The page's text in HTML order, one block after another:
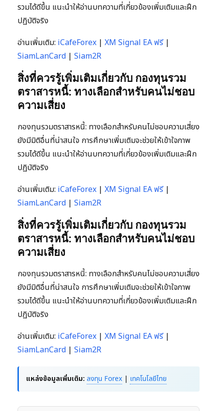
รวมได้ดีขึ้น แนะนำให้อ่านบทความที่เกี่ยวข้องเพิ่มเติมและฝึก
ปฏิบัติจริง
อ่านเพิ่มเติม: iCafeForex | XM Signal EA ฟรี|
SiamLanCard | Siam2R
สิ่งที่ควรรู้เพิ่มเติมเกี่ยวกับ กองทุนรวม
ตราสารหนี้: ทางเลือกสำหรับคนไม่ชอบ
ความเสี่ยง
กองทุนรวมตราสารหนี้: ทางเลือกสำหรับคนไม่ชอบความเสี่ยง
ยังมีมิติอื่นที่น่าสนใจ การศึกษาเพิ่มเติมจะช่วยให้เข้าใจภาพ
รวมได้ดีขึ้น แนะนำให้อ่านบทความที่เกี่ยวข้องเพิ่มเติมและฝึก
ปฏิบัติจริง
อ่านเพิ่มเติม: iCafeForex | XM Signal EA ฟรี|
SiamLanCard | Siam2R
สิ่งที่ควรรู้เพิ่มเติมเกี่ยวกับ กองทุนรวม
ตราสารหนี้: ทางเลือกสำหรับคนไม่ชอบ
ความเสี่ยง
กองทุนรวมตราสารหนี้: ทางเลือกสำหรับคนไม่ชอบความเสี่ยง
ยังมีมิติอื่นที่น่าสนใจ การศึกษาเพิ่มเติมจะช่วยให้เข้าใจภาพ
รวมได้ดีขึ้น แนะนำให้อ่านบทความที่เกี่ยวข้องเพิ่มเติมและฝึก
ปฏิบัติจริง
อ่านเพิ่มเติม: iCafeForex | XM Signal EA ฟรี|
SiamLanCard | Siam2R
แหล่งข้อมูลเพิ่มเติม: ลงทุน Forex | เทคโนโลยีไทย